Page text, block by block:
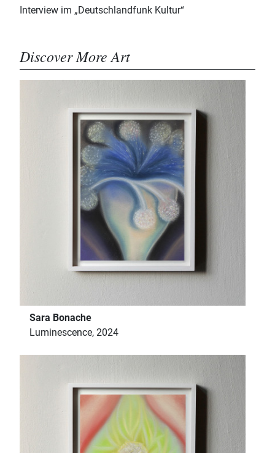
Interview im „Deutschlandfunk Kultur“
Discover More Art
Sara Bonache
Luminescence, 2024